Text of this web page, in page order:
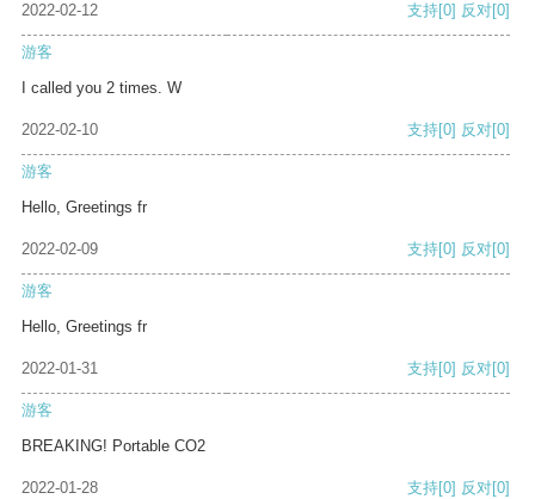
2022-02-12 支持[0] 反对[0]
游客
I called you 2 times. W
2022-02-10 支持[0] 反对[0]
游客
Hello, Greetings fr
2022-02-09 支持[0] 反对[0]
游客
Hello, Greetings fr
2022-01-31 支持[0] 反对[0]
游客
BREAKING! Portable CO2
2022-01-28 支持[0] 反对[0]